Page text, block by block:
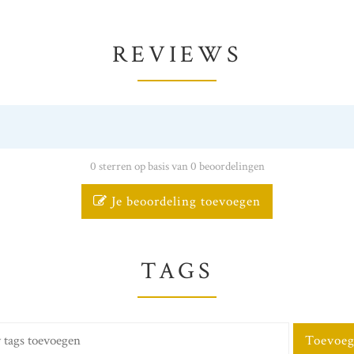
REVIEWS
0 sterren op basis van 0 beoordelingen
Je beoordeling toevoegen
TAGS